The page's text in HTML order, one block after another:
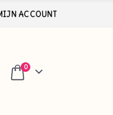
ACCOUNT
0